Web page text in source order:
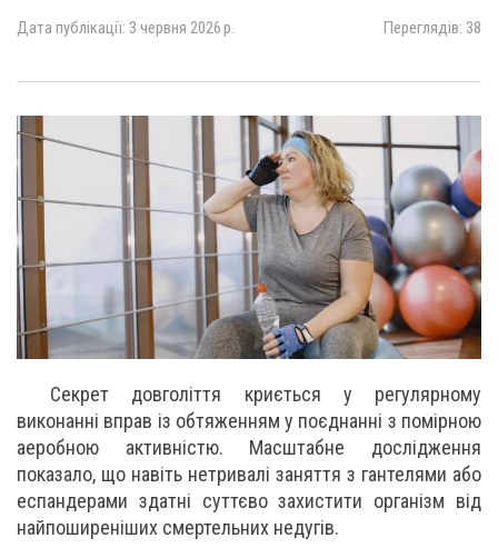
Дата публікації: 3 червня 2026 р. Переглядів: 38
Секрет довголіття криється у регулярному
виконанні вправ із обтяженням у поєднанні з помірною
аеробною активністю. Масштабне дослідження
показало, що навіть нетривалі заняття з гантелями або
еспандерами здатні суттєво захистити організм від
найпоширеніших смертельних недугів.